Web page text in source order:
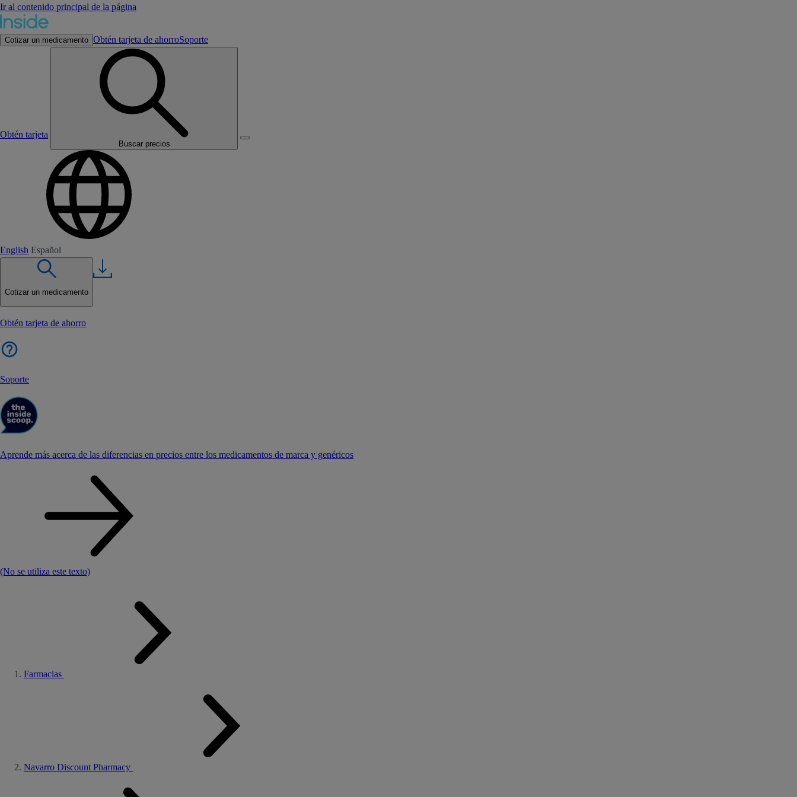
Ir al contenido principal de la página
Cotizar un medicamento Obtén tarjeta de ahorroSoporte
Obtén tarjeta
Buscar precios
English Español
Cotizar un medicamento
Obtén tarjeta de ahorro
Soporte
Aprende más acerca de las diferencias en precios entre los medicamentos de marca y genéricos
(No se utiliza este texto)
Farmacias
Navarro Discount Pharmacy